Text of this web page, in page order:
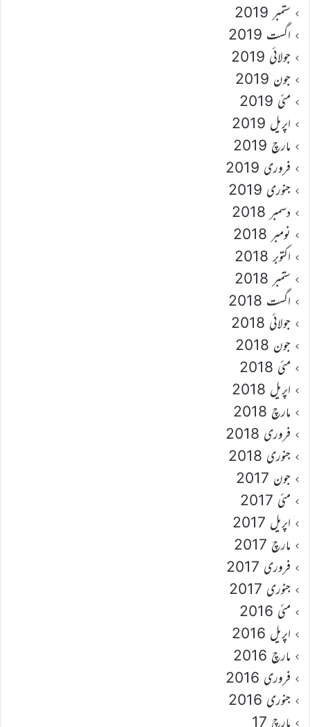
ستمبر 2019
اگست 2019
جولائی 2019
جون 2019
مئی 2019
اپریل 2019
مارچ 2019
فروری 2019
جنوری 2019
دسمبر 2018
نومبر 2018
اکتوبر 2018
ستمبر 2018
اگست 2018
جولائی 2018
جون 2018
مئی 2018
اپریل 2018
مارچ 2018
فروری 2018
جنوری 2018
جون 2017
مئی 2017
اپریل 2017
مارچ 2017
فروری 2017
جنوری 2017
مئی 2016
اپریل 2016
مارچ 2016
فروری 2016
جنوری 2016
مارچ 17